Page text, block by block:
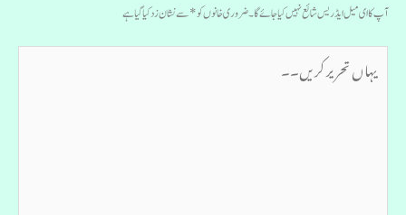
آپ کا ای میل ایڈریس شائع نہیں کیا جائے گا۔ضروری خانوں کو*سے نشان زد کیا گیا ہے
تحریر